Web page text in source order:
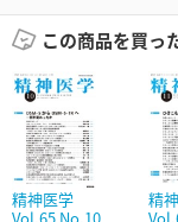
この商品を買っ
精神医学
精